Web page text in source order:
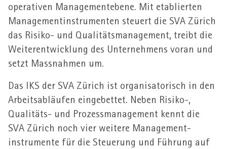
operativen Management­ebene. Mit etablierten
Management­­instrumenten steuert die SVA Zürich
das Risiko- und Qualitäts­­management, treibt die
Weiter­­entwicklung des Unternehmens voran und
setzt Mass­nahmen um.
Das IKS der SVA Zürich ist organisatorisch in den
Arbeits­­abläufen eingebettet. Neben Risiko-,
Qualitäts- und Prozess­­management kennt die
SVA Zürich noch vier weitere Management­­
instrumente für die Steuerung und Führung auf